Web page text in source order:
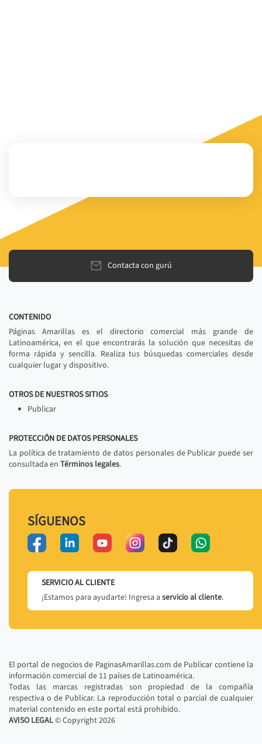
Contacta con gurú
CONTENIDO
Páginas Amarillas es el directorio comercial más grande de
Latinoamérica, en el que encontrarás la solución que necesitas de
forma rápida y sencilla. Realiza tus búsquedas comerciales desde
cualquier lugar y dispositivo.
OTROS DE NUESTROS SITIOS
Publicar
PROTECCIÓN DE DATOS PERSONALES
La política de tratamiento de datos personales de Publicar puede ser
consultada en Términos legales.
SÍGUENOS
SERVICIO AL CLIENTE
¡Estamos para ayudarte! Ingresa a servicio al cliente.
El portal de negocios de PaginasAmarillas.com de Publicar contiene la
información comercial de 11 países de Latinoamérica.
Todas las marcas registradas son propiedad de la compañía
respectiva o de Publicar. La reproducción total o parcial de cualquier
material contenido en este portal está prohibido.
AVISO LEGAL© Copyright2026